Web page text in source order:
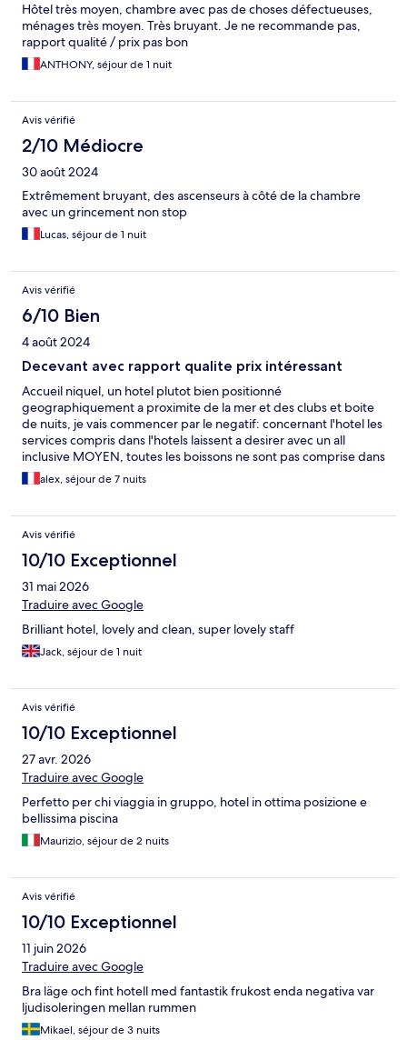
Hôtel très moyen, chambre avec pas de choses défectueuses,
ménages très moyen. Très bruyant. Je ne recommande pas,
rapport qualité / prix pas bon
ANTHONY, séjour de 1 nuit
Avis vérifié
2/10 Médiocre
30 août 2024
Extrêmement bruyant, des ascenseurs à côté de la chambre
avec un grincement non stop
Lucas, séjour de 1 nuit
Avis vérifié
6/10 Bien
4 août 2024
Decevant avec rapport qualite prix intéressant
Accueil niquel, un hotel plutot bien positionné
geographiquement a proximite de la mer et des clubs et boite
de nuits, je vais commencer par le negatif: concernant l'hotel les
services compris dans l'hotels laissent a desirer avec un all
inclusive MOYEN, toutes les boissons ne sont pas comprise dans
le service, de plus nous sommes obliger de payer une bouteille
d'eau ou autre pour pouvoir se desalterer, ce que je trouve
hormis les demarcheurs de summer rocks qui viennenr vous
harceler toute la journee a plusieurs reprises jusqu'a
l'enervement, au niveau des chambres, elle sont assez petites
mais suffisantes, concernant le repas: il y avais pas mal de choix
au niveau des repas seul autre problemes la nourriture tres
souvent tiède voir froide ... Concenant les points positifs, la
la reception a su reparer les probleme de pression avec la
douche, les membres de l'equipe de la réception et du bar sont
nourriture n'es pas mauvaises mais froide... Bilan plutot
decevant de l'hotel 3/5 je suis encore gentil sur la note !
alex, séjour de 7 nuits
Avis vérifié
10/10 Exceptionnel
31 mai 2026
Traduire avec Google
Brilliant hotel, lovely and clean, super lovely staff
Jack, séjour de 1 nuit
Avis vérifié
10/10 Exceptionnel
27 avr. 2026
Traduire avec Google
Perfetto per chi viaggia in gruppo, hotel in ottima posizione e
bellissima piscina
Maurizio, séjour de 2 nuits
Avis vérifié
10/10 Exceptionnel
11 juin 2026
Traduire avec Google
Bra läge och fint hotell med fantastik frukost enda negativa var
ljudisoleringen mellan rummen
Mikael, séjour de 3 nuits